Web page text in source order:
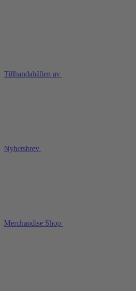
Tillhandahållen av
Nyhetsbrev
Merchandise Shop